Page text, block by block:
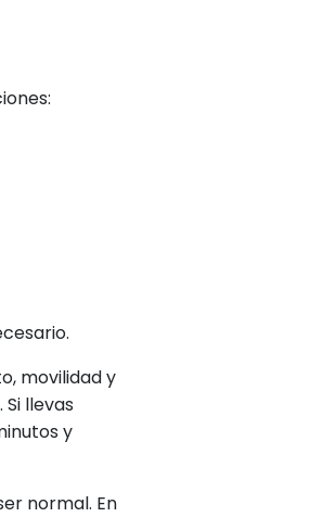
movilidad y
llevas
y
normal. En